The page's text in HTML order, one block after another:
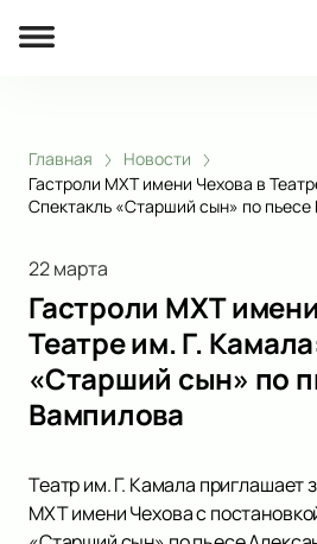
Главная
Новости
Гастроли МХТ имени Чехова в
Спектакль «Старший сын» по
22 марта
Гастроли МХТ
Театре им. Г.
«Старший сын» по
Вампилова
Театр им. Г. Камала приглашает
МХТ имени Чехова с